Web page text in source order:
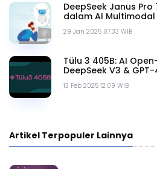
29 Jan 2025 07.33 WIB
DeepSeek Janus
dalam AI Multimodal
13 Feb 2025 12.09 WIB
Tülu 3 405B: AI
DeepSeek V3 &
Artikel Terpopuler Lainnya